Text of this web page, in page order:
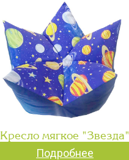
Кресло мягкое "Звезда"
Подробнее